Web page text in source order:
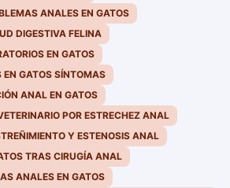
ANALES EN GATOS
DIGESTIVA FELINA
EN GATOS
EN GATOS SÍNTOMAS
ANAL EN GATOS
POR ESTRECHEZ ANAL
Y ESTENOSIS ANAL
TRAS CIRUGÍA ANAL
ANALES EN GATOS